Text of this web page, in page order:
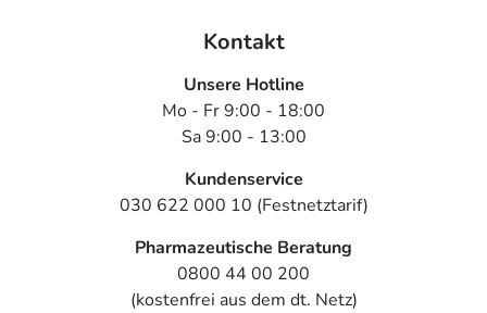
Kontakt
Unsere Hotline
Mo - Fr 9:00 - 18:00
Sa 9:00 - 13:00
Kundenservice
030 622 000 10 (Festnetztarif)
Pharmazeutische Beratung
0800 44 00 200
(kostenfrei aus dem dt. Netz)